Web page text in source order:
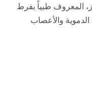
المعروف طبياً بفرط
والأعصاب